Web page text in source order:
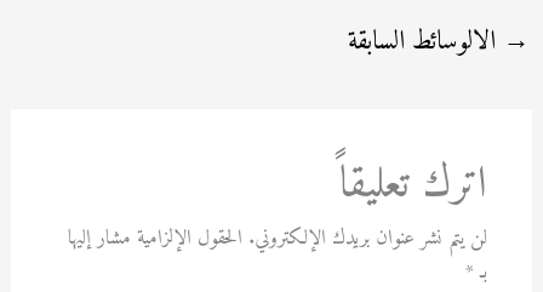
→ الالوسائط السابقة
اترك تعليقاً
لن يتم نشر عنوان بريدك الإلكتروني. الحقول الإلزامية مشار إليها
بـ*